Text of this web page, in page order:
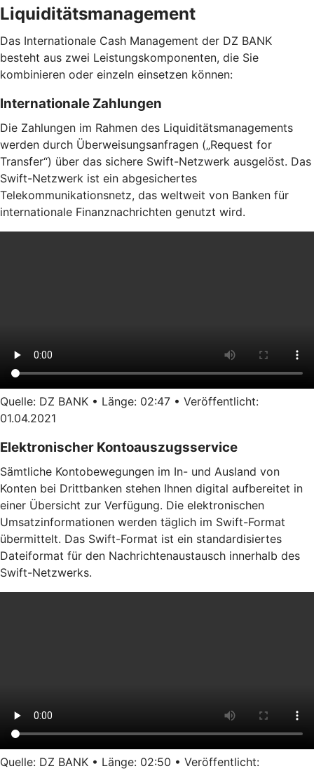
Liquiditätsmanagement
Das Internationale Cash Management der DZ BANK
besteht aus zwei Leistungskomponenten, die Sie
kombinieren oder einzeln einsetzen können:
Internationale Zahlungen
Die Zahlungen im Rahmen des Liquiditätsmanagements
werden durch Überweisungsanfragen („Request for
Transfer“) über das sichere Swift-Netzwerk ausgelöst. Das
Swift-Netzwerk ist ein abgesichertes
Telekommunikationsnetz, das weltweit von Banken für
internationale Finanznachrichten genutzt wird.
Quelle: DZ BANK • Länge: 02:47 • Veröffentlicht:
01.04.2021
Elektronischer Kontoauszugsservice
Sämtliche Kontobewegungen im In- und Ausland von
Konten bei Drittbanken stehen Ihnen digital aufbereitet in
einer Übersicht zur Verfügung. Die elektronischen
Umsatzinformationen werden täglich im Swift-Format
übermittelt. Das Swift-Format ist ein standardisiertes
Dateiformat für den Nachrichtenaustausch innerhalb des
Swift-Netzwerks.
Quelle: DZ BANK • Länge: 02:50 • Veröffentlicht: